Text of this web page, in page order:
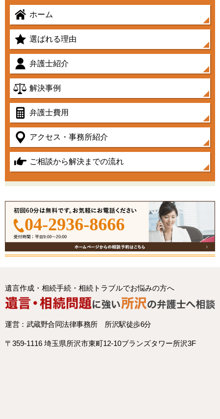
ホーム
選ばれる理由
弁護士紹介
解決事例
弁護士費用
アクセス・事務所紹介
ご相談から解決までの流れ
04-2936-8666
遺言作成・相続手続・相続トラブルでお悩みの方へ
運営：武蔵野合同法律事務所 所沢駅徒歩6分
〒359-1116 埼玉県所沢市東町12-10ブランズタワー所沢3F